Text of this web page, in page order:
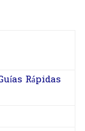
Rápidas